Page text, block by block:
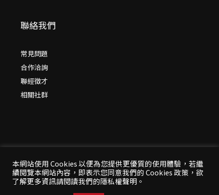
聯絡我們
常見問題
合作洽詢
聯經徵才
相關社群
© 2026 年聯經出版：思考，連結過去與未來
All Rights Reserved | 本站台資料為版權所有，非經同
本網站使用 Cookies 以便為您提供更優質的使用體驗，若繼
續閱覽本網站內容，即表示您同意我們的 Cookies 政策，欲
了解更多資訊請閱讀我們的隱私權聲明。